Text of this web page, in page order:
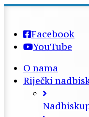
Facebook
YouTube
O nama
Riječki